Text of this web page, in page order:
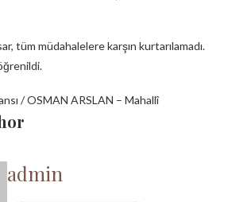
tüm müdahalelere karşın kurtarılamadı.
/ OSMAN ARSLAN – Mahallî
admin